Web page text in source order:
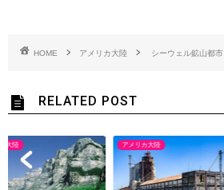
HOME アメリカ大陸 シーウェル鉱山都市
RELATED POST
大陸 アメリカ大陸